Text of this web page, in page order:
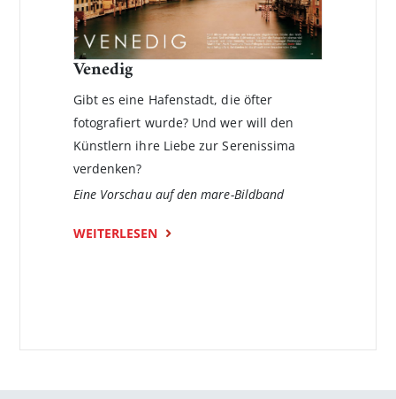
Venedig
Gibt es eine Hafenstadt, die öfter
fotografiert wurde? Und wer will den
Künstlern ihre Liebe zur Serenissima
verdenken?
Eine Vorschau auf den mare-Bildband
WEITERLESEN